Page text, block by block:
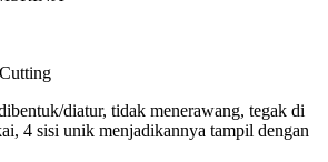
diatur, tidak menerawang, tegak di
4 sisi unik menjadikannya tampil dengan